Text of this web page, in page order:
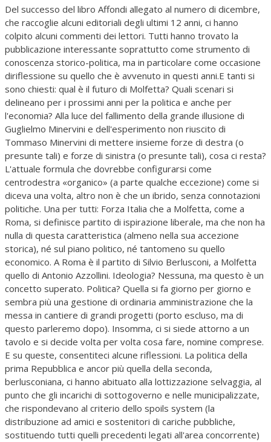
Del successo del libro Affondi allegato al numero di dicembre,
che raccoglie alcuni editoriali degli ultimi 12 anni, ci hanno
colpito alcuni commenti dei lettori. Tutti hanno trovato la
pubblicazione interessante soprattutto come strumento di
conoscenza storico-politica, ma in particolare come occasione
diriflessione su quello che è avvenuto in questi anni.E tanti si
sono chiesti: qual è il futuro di Molfetta? Quali scenari si
delineano per i prossimi anni per la politica e anche per
l'economia? Alla luce del fallimento della grande illusione di
Guglielmo Minervini e dell'esperimento non riuscito di
Tommaso Minervini di mettere insieme forze di destra (o
presunte tali) e forze di sinistra (o presunte tali), cosa ci resta?
L'attuale formula che dovrebbe configurarsi come
centrodestra «organico» (a parte qualche eccezione) come si
diceva una volta, altro non è che un ibrido, senza connotazioni
politiche. Una per tutti: Forza Italia che a Molfetta, come a
Roma, si definisce partito di ispirazione liberale, ma che non ha
nulla di questa caratteristica (almeno nella sua accezione
storica), né sul piano politico, né tantomeno su quello
economico. A Roma è il partito di Silvio Berlusconi, a Molfetta
quello di Antonio Azzollini. Ideologia? Nessuna, ma questo è un
concetto superato. Politica? Quella si fa giorno per giorno e
sembra più una gestione di ordinaria amministrazione che la
messa in cantiere di grandi progetti (porto escluso, ma di
questo parleremo dopo). Insomma, ci si siede attorno a un
tavolo e si decide volta per volta cosa fare, nomine comprese.
E su queste, consentiteci alcune riflessioni. La politica della
prima Repubblica e ancor più quella della seconda,
berlusconiana, ci hanno abituato alla lottizzazione selvaggia, al
punto che gli incarichi di sottogoverno e nelle municipalizzate,
che rispondevano al criterio dello spoils system (la
distribuzione ad amici e sostenitori di cariche pubbliche,
sostituendo tutti quelli precedenti legati all'area concorrente)